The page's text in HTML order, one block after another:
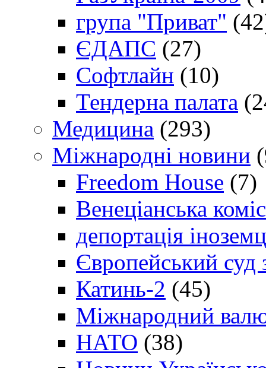
група "Приват"
ЄДАПС (27)
Софтлайн (10)
Тендерна палата
Медицина (293)
Міжнародні новини
Freedom House (7)
Венеціанська
депортація
Європейський
Катинь-2 (45)
Міжнародний
НАТО (38)